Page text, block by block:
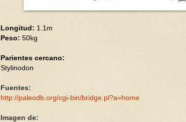
Longitud: 1.1m
Peso: 50kg
Parientes cercano:
Stylinodon
Fuentes:
http://paleodb.org/cgi-bin/bridge.pl?a=home
Imagen de: